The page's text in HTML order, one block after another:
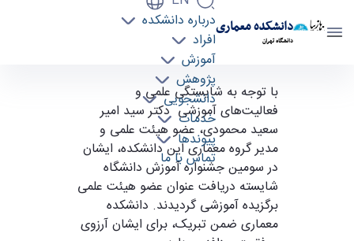
دانشکده معماری
دانشگاه تهران
درباره دانشکده
افراد
آموزش
پژوهش
دانشجویی
خدمات
پیوندها
تماس با ما
دکتر سید امیر سعید محمودی، عضو هیئت علمی
برگزیده آموزشی دانشگاه - دانشکده معماری arch
با توجه به شایستگی علمی و
فعالیت‌های آموزشی دکتر سید امیر
سعید محمودی، عضو هیئت علمی و
مدیر گروه معماری این دانشکده، ایشان
در سومین جشنواره آموزش دانشگاه
شایسته دریافت عنوان عضو هیئت علمی
برگزیده آموزشی گردیدند. دانشکده
معماری ضمن تبریک، برای ایشان آرزوی